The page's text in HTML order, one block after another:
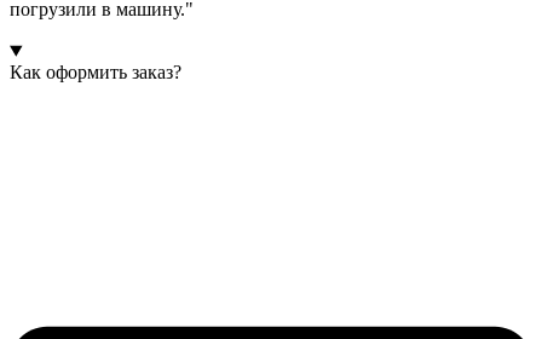
погрузили в машину."
Как оформить заказ?